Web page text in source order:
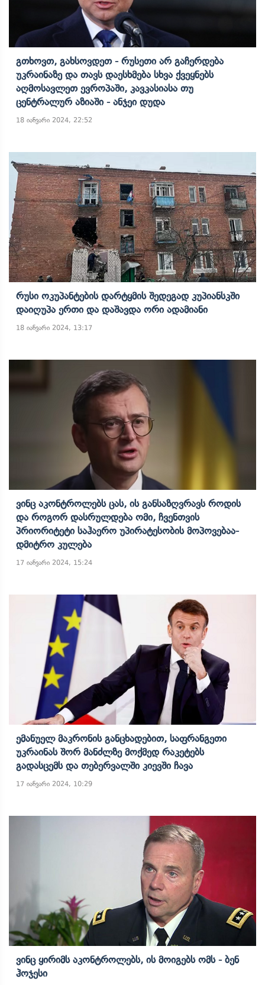
Გთხოვთ, Გახსოვდეთ - Რუსეთი Არ Გაჩერდება
Უკრაინაზე Და Თავს Დაესხმება Სხვა Ქვეყნებს
Აღმოსავლეთ Ევროპაში, Კავკასიასა Თუ
Ცენტრალურ Აზიაში - Ანჯეი Დუდა
18 იანვარი 2024, 22:52
Რუსი Ოკუპანტების Დარტყმის Შედეგად Კუპიანსკში
Დაიღუპა Ერთი Და Დაშავდა Ორი Ადამიანი
18 იანვარი 2024, 13:17
Ვინც Აკონტროლებს Ცას, Ის Განსაზღვრავს Როდის
Და Როგორ Დასრულდება Ომი, Ჩვენთვის
Პრიორიტეტი Საჰაერო Უპირატესობის Მოპოვებაა-
Დმიტრო Კულება
17 იანვარი 2024, 15:24
Ემანუელ Მაკრონის Განცხადებით, Საფრანგეთი
Უკრაინას Შორ Მანძლზე Მოქმედ Რაკეტებს
Გადასცემს Და Თებერვალში Კიევში Ჩავა
17 იანვარი 2024, 10:29
Ვინც Ყირიმს Აკონტროლებს, Ის Მოიგებს Ომს - Ბენ
Ჰოჯესი